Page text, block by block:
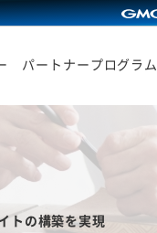
パートナープログラム
トの構築を実現